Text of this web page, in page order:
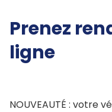
Prenez
ligne
NOUVEAUTÉ : votre